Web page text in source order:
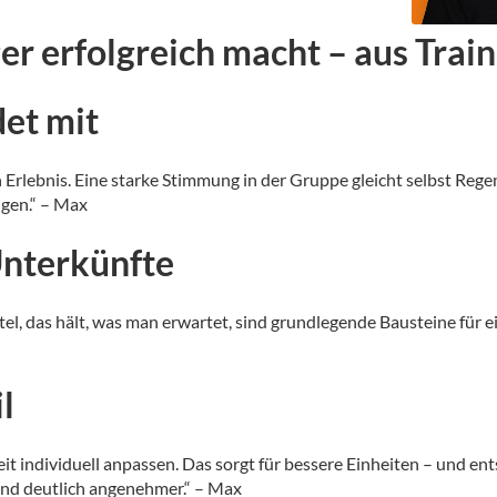
erfolgreich macht – aus
mit
Erlebnis. Eine starke Stimmung in der Gruppe gleicht selbst
– Max
das hält, was man erwartet, sind grundlegende Bausteine für
individuell anpassen. Das sorgt für bessere Einheiten – und
deutlich angenehmer.“ – Max